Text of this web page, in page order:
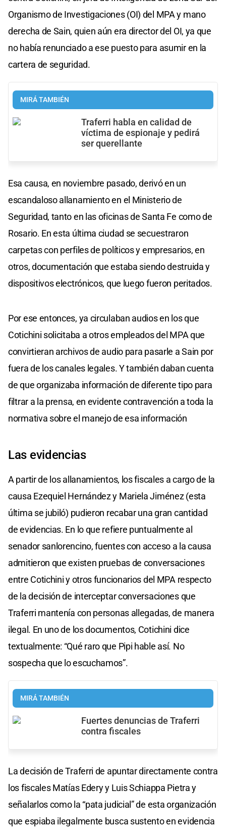
Organismo de Investigaciones (OI) del MPA y mano
derecha de Sain, quien aún era director del OI, ya que
no había renunciado a ese puesto para asumir en la
cartera de seguridad.
MIRÁ TAMBIÉN
Traferri habla en calidad de
víctima de espionaje y pedirá
ser querellante
Esa causa, en noviembre pasado, derivó en un
escandaloso allanamiento en el Ministerio de
Seguridad, tanto en las oficinas de Santa Fe como de
Rosario. En esta última ciudad se secuestraron
carpetas con perfiles de políticos y empresarios, en
otros, documentación que estaba siendo destruida y
dispositivos electrónicos, que luego fueron peritados.
Por ese entonces, ya circulaban audios en los que
Cotichini solicitaba a otros empleados del MPA que
convirtieran archivos de audio para pasarle a Sain por
fuera de los canales legales. Y también daban cuenta
de que organizaba información de diferente tipo para
filtrar a la prensa, en evidente contravención a toda la
normativa sobre el manejo de esa información
Las evidencias
A partir de los allanamientos, los fiscales a cargo de la
causa Ezequiel Hernández y Mariela Jiménez (esta
última se jubiló) pudieron recabar una gran cantidad
de evidencias. En lo que refiere puntualmente al
senador sanlorencino, fuentes con acceso a la causa
admitieron que existen pruebas de conversaciones
entre Cotichini y otros funcionarios del MPA respecto
de la decisión de interceptar conversaciones que
Traferri mantenía con personas allegadas, de manera
ilegal. En uno de los documentos, Cotichini dice
textualmente: “Qué raro que Pipi hable así. No
sospecha que lo escuchamos”.
MIRÁ TAMBIÉN
Fuertes denuncias de Traferri
contra fiscales
La decisión de Traferri de apuntar directamente contra
los fiscales Matías Edery y Luis Schiappa Pietra y
señalarlos como la “pata judicial” de esta organización
que espiaba ilegalmente busca sustento en evidencia